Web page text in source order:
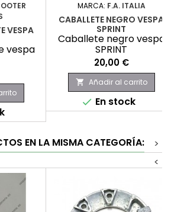
VESPA
vespa
MARCA: F.A. ITALIA
CABALLETE NEGRO VESPA
SPRINT
Caballete negro vespa
SPRINT
Precio
20,00 €
 Añadir al carrito
 En stock
EN LA MISMA CATEGORÍA:
>
<